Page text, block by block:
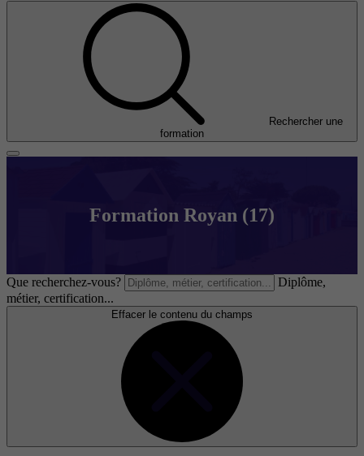
Rechercher une
formation
Formation Royan (17)
Que recherchez-vous?
Diplôme,
métier, certification...
Effacer le contenu du champs